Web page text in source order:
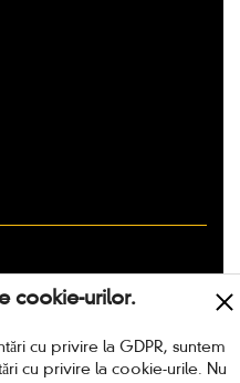
cookie-urilor.
cu privire la GDPR, suntem
cu privire la cookie-urile. Nu